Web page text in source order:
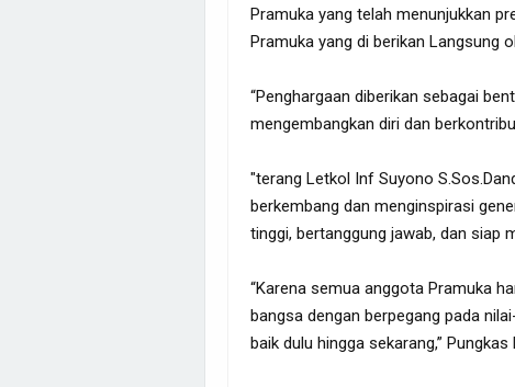
Pramuka yang telah menunjukkan
Pramuka yang di berikan Langsung
“Penghargaan diberikan sebagai
mengembangkan diri dan
"terang Letkol Inf Suyono
berkembang dan menginspirasi
tinggi, bertanggung jawab, dan siap
“Karena semua anggota Pramuka
bangsa dengan berpegang pada
baik dulu hingga sekarang,”